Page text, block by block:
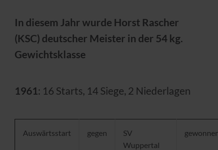
In diesem Jahr wurde Horst Rascher
(KSC) deutscher Meister in der 54 kg.
Gewichtsklasse
1961 : 16 Starts, 14 Siege, 2 Niederlagen
Auswärtsstart gegen
SV
Wuppertal